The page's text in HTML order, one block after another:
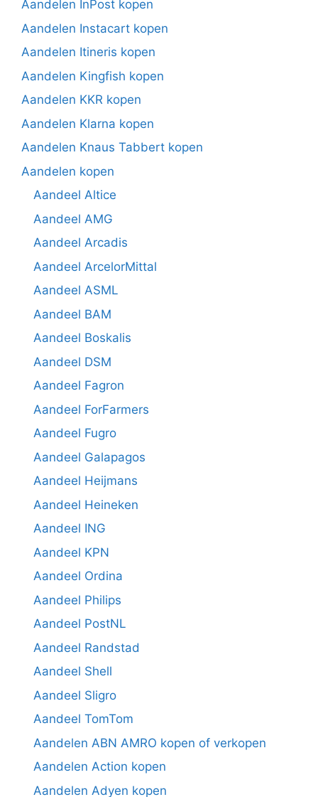
Aandelen InPost kopen
Aandelen Instacart kopen
Aandelen Itineris kopen
Aandelen Kingfish kopen
Aandelen KKR kopen
Aandelen Klarna kopen
Aandelen Knaus Tabbert kopen
Aandelen kopen
Aandeel Altice
Aandeel AMG
Aandeel Arcadis
Aandeel ArcelorMittal
Aandeel ASML
Aandeel BAM
Aandeel Boskalis
Aandeel DSM
Aandeel Fagron
Aandeel ForFarmers
Aandeel Fugro
Aandeel Galapagos
Aandeel Heijmans
Aandeel Heineken
Aandeel ING
Aandeel KPN
Aandeel Ordina
Aandeel Philips
Aandeel PostNL
Aandeel Randstad
Aandeel Shell
Aandeel Sligro
Aandeel TomTom
Aandelen ABN AMRO kopen of verkopen
Aandelen Action kopen
Aandelen Adyen kopen